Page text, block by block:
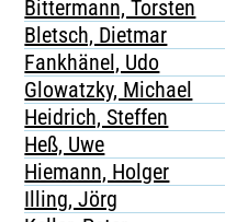
Bittermann, Torsten
Bletsch, Dietmar
Fankhänel, Udo
Glowatzky, Michael
Heidrich, Steffen
Heß, Uwe
Hiemann, Holger
Illing, Jörg